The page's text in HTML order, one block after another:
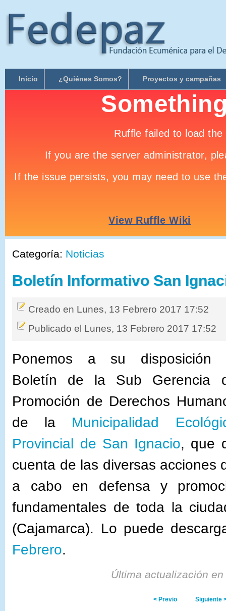
Inicio ¿Quiénes Somos? Proyectos y campañas
Categoría: Noticias
Boletín Informativo San
Creado en Lunes, 13 Febrero 2017 17:52
Publicado el Lunes, 13 Febrero 2017 17:52
Ponemos a su disposición
Boletín de la Sub Gerencia
Promoción de Derechos
de la Municipalidad
Provincial de San Ignacio, que
cuenta de las diversas acciones
a cabo en defensa y
fundamentales de toda la
(Cajamarca). Lo puede
Febrero.
Última actualización
< Previo Siguiente